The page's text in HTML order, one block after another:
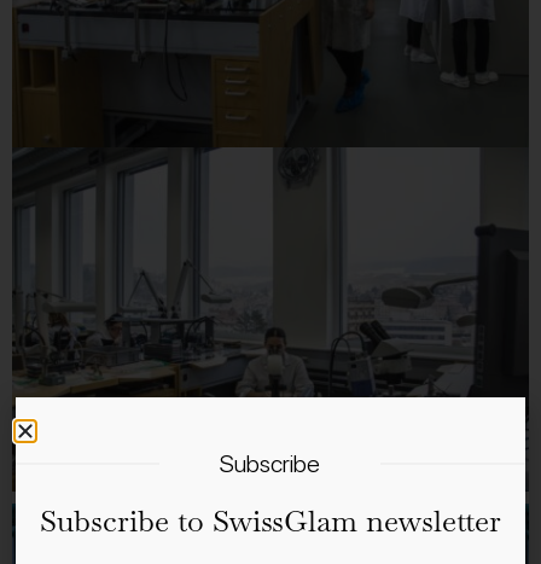
Subscribe
Subscribe to SwissGlam newsletter